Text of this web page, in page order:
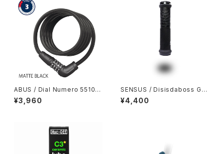
ABUS / Dial Numero 5510C
Cable Lock / Matte Black
¥3,960
SENSUS / Disisdaboss Gri
p / Black
¥4,400